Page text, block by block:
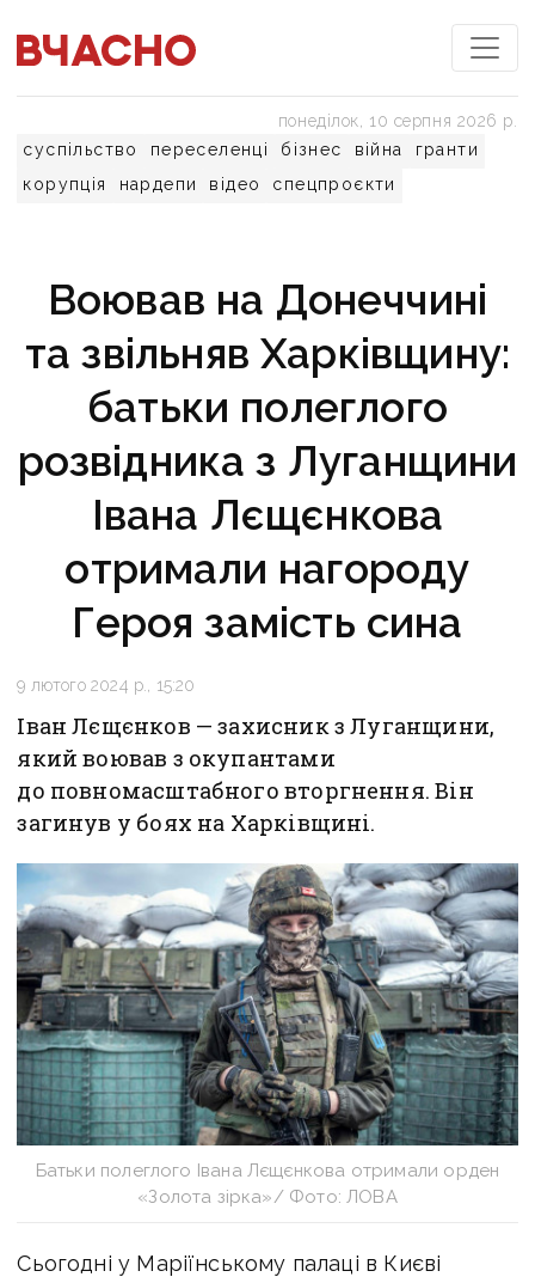
суспільство переселенці бізнес війна
гранти
корупція
нардепи відео спецпроєкти
понеділок, 10 серпня 2026 р.
Воював на Донеччині
та звільняв Харківщину:
батьки полеглого
розвідника з Луганщини
Івана Лєщєнкова
отримали нагороду
Героя замість сина
9 лютого 2024 р., 15:20
Іван Лєщєнков — захисник з Луганщини,
який воював з окупантами
до повномасштабного вторгнення. Він
загинув у боях на Харківщині.
Батьки полеглого Івана Лєщєнкова отримали орден
«Золота зірка»/ Фото: ЛОВА
Сьогодні у Маріїнському палаці в Києві